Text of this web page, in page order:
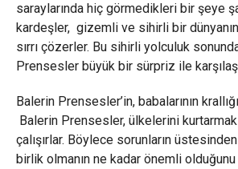
saraylarında hiç görmedikleri bir şeye
kardeşler, gizemli ve sihirli bir dünyanın
sırrı çözerler. Bu sihirli yolculuk
Prensesler büyük bir sürpriz ile
Balerin Prensesler’in, babalarının
Balerin Prensesler, ülkelerini
çalışırlar. Böylece sorunların
birlik olmanın ne kadar önemli olduğunu